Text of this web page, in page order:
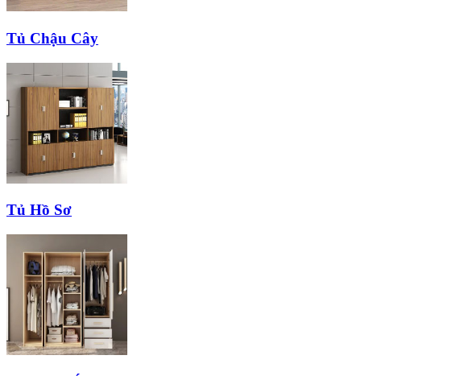
Tủ Chậu Cây
Tủ Hồ Sơ